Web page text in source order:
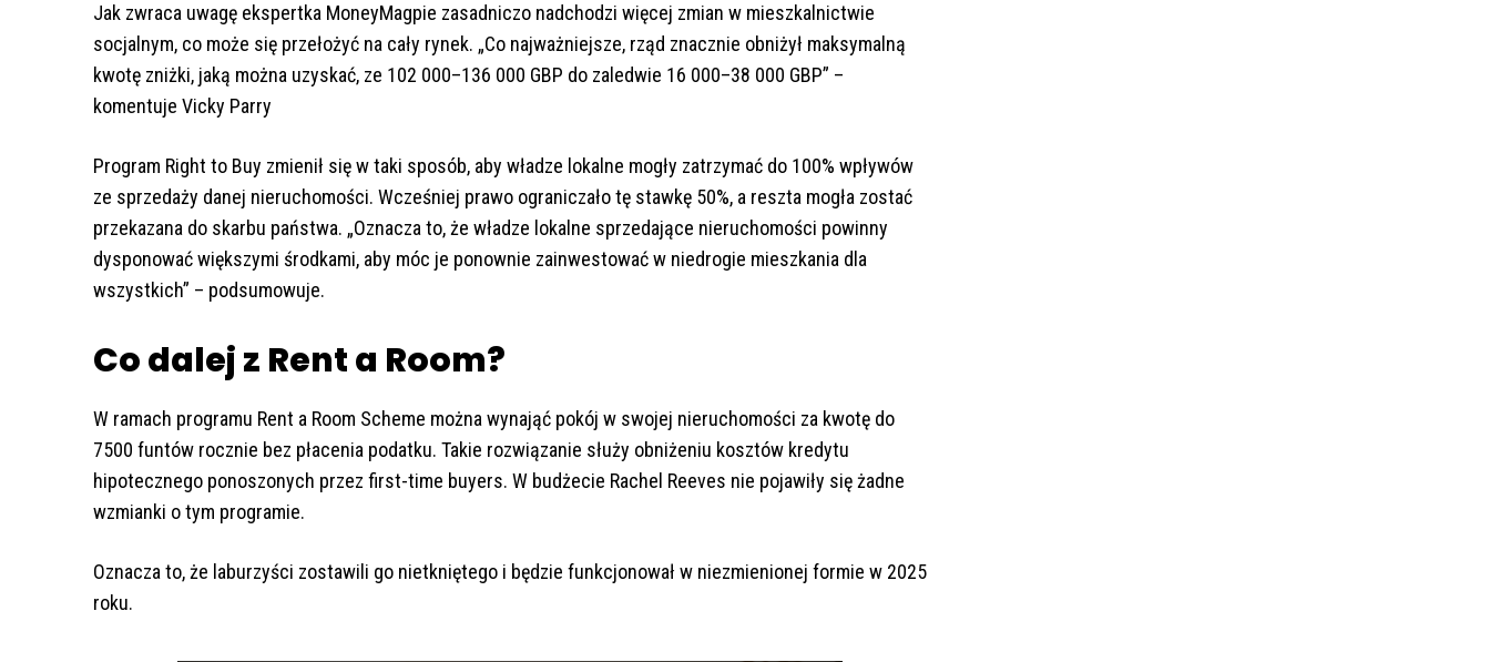
Jak zwraca uwagę ekspertka MoneyMagpie zasadniczo nadchodzi więcej zmian w mieszkalnictwie
socjalnym, co może się przełożyć na cały rynek. „Co najważniejsze, rząd znacznie obniżył maksymalną
kwotę zniżki, jaką można uzyskać, ze 102 000–136 000 GBP do zaledwie 16 000–38 000 GBP” –
komentuje Vicky Parry
Program Right to Buy zmienił się w taki sposób, aby władze lokalne mogły zatrzymać do 100% wpływów
ze sprzedaży danej nieruchomości. Wcześniej prawo ograniczało tę stawkę 50%, a reszta mogła zostać
przekazana do skarbu państwa. „Oznacza to, że władze lokalne sprzedające nieruchomości powinny
dysponować większymi środkami, aby móc je ponownie zainwestować w niedrogie mieszkania dla
wszystkich” – podsumowuje.
Co dalej z Rent a Room?
W ramach programu Rent a Room Scheme można wynająć pokój w swojej nieruchomości za kwotę do
7500 funtów rocznie bez płacenia podatku. Takie rozwiązanie służy obniżeniu kosztów kredytu
hipotecznego ponoszonych przez first-time buyers. W budżecie Rachel Reeves nie pojawiły się żadne
wzmianki o tym programie.
Oznacza to, że laburzyści zostawili go nietkniętego i będzie funkcjonował w niezmienionej formie w 2025
roku.